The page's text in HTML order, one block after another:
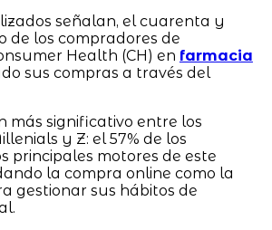
señalan, el cuarenta y
de los compradores de
Health (CH) en farmacia
sus compras a través del
más significativo entre los
y Z: el 57% de los
principales motores de este
la compra online como la
gestionar sus hábitos de